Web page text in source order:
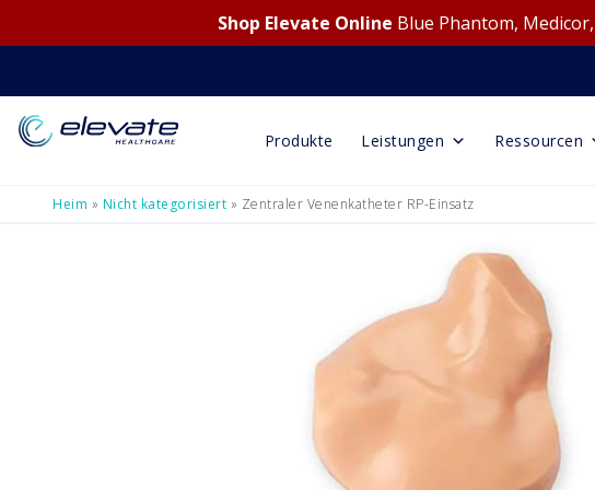
Shop Elevate Online Blue Phantom,
Produkte Leistungen Ressourcen
Heim » Nicht kategorisiert » Zentraler Venenkatheter RP-Einsatz